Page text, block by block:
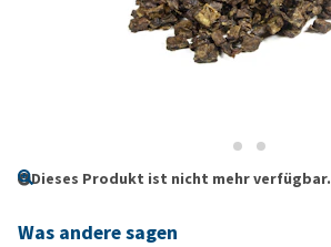
Dieses Produkt ist nicht mehr verfügbar.
Was andere sagen